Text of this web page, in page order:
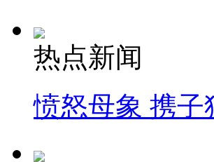
热点新闻
愤怒母象 携子